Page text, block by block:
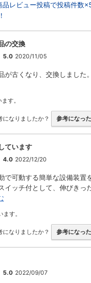
品レビュー投稿で投稿件数
の交換
5
5.0 2020/11/05
が古くなり、交換しました
す。
になりましたか？ 参考になった
ています
4
4.0 2022/12/20
で可動する簡単な設備装置
イッチ付として、伸びきっ
す。
になりましたか？ 参考になった
5
5.0 2022/09/07